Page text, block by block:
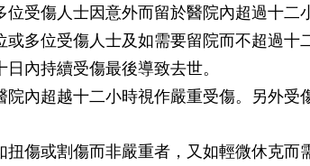
受傷人士因意外而留於醫院內超過十二
多位受傷人士及如需要留院而不超過十
內持續受傷最後導致去世。
院內超越十二小時視作嚴重受傷。另外
扭傷或割傷而非嚴重者，又如輕微休克